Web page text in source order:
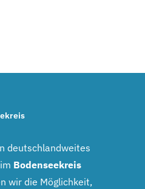
deutschlandweites
Bodenseekreis
wir die Möglichkeit,